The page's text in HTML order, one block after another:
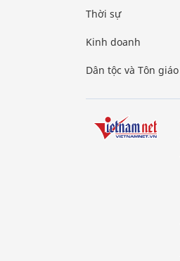
Thời sự
Kinh doanh
Dân tộc và Tôn giáo